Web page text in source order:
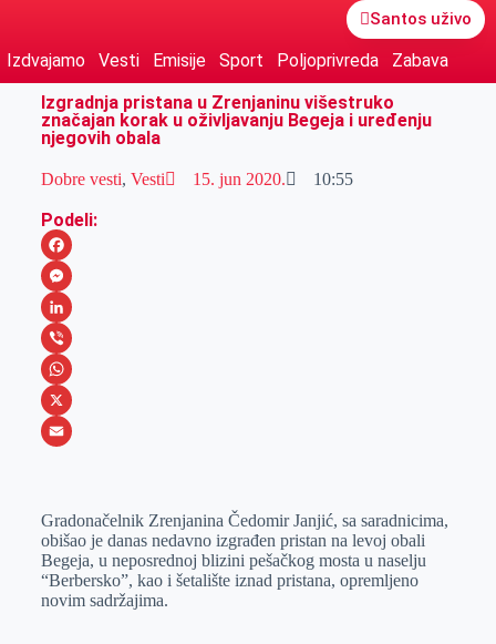
Santos uživo
Izdvajamo Vesti Emisije Sport Poljoprivreda
Zabava
Izgradnja pristana u Zrenjaninu višestruko
značajan korak u oživljavanju Begeja i uređenju
njegovih obala
Dobre vesti, Vesti 15. jun 2020. 10:55
Podeli:
F
a
c
e
b
o
M
e
s
s
e
e
r
L
i
n
k
I
n
V
i
b
W
h
s
A
p
X
a
i
Gradonačelnik Zrenjanina Čedomir Janjić, sa saradnicima,
obišao je danas nedavno izgrađen pristan na levoj obali
Begeja, u neposrednoj blizini pešačkog mosta u naselju
“Berbersko”, kao i šetalište iznad pristana, opremljeno
novim sadržajima.